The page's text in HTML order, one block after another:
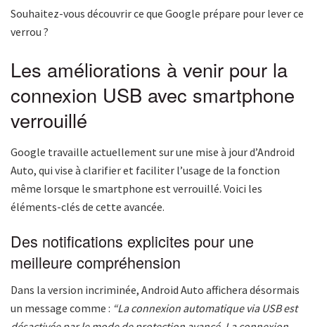
Souhaitez-vous découvrir ce que Google prépare pour lever ce
verrou ?
Les améliorations à venir pour la
connexion USB avec smartphone
verrouillé
Google travaille actuellement sur une mise à jour d’Android
Auto, qui vise à clarifier et faciliter l’usage de la fonction
même lorsque le smartphone est verrouillé. Voici les
éléments-clés de cette avancée.
Des notifications explicites pour une
meilleure compréhension
Dans la version incriminée, Android Auto affichera désormais
un message comme : “La connexion automatique via USB est